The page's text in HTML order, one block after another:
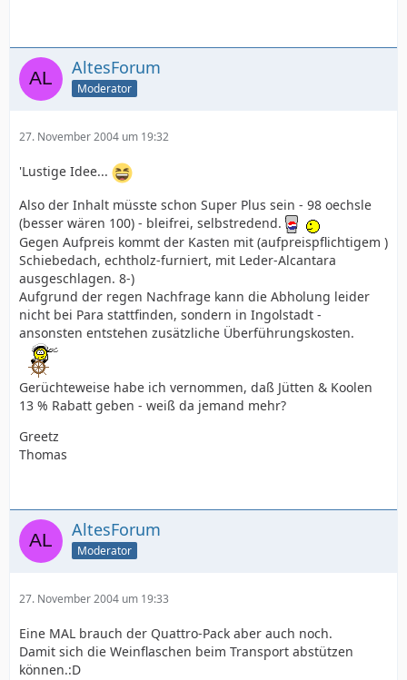
AltesForum
Moderator
27. November 2004 um 19:32
'Lustige Idee...
Also der Inhalt müsste schon Super Plus sein - 98 oechsle
(besser wären 100) - bleifrei, selbstredend.
Gegen Aufpreis kommt der Kasten mit (aufpreispflichtigem )
Schiebedach, echtholz-furniert, mit Leder-Alcantara
ausgeschlagen. 8-)
Aufgrund der regen Nachfrage kann die Abholung leider
nicht bei Para stattfinden, sondern in Ingolstadt -
ansonsten entstehen zusätzliche Überführungskosten.
Gerüchteweise habe ich vernommen, daß Jütten & Koolen
13 % Rabatt geben - weiß da jemand mehr?
Greetz
Thomas
AltesForum
Moderator
27. November 2004 um 19:33
Eine MAL brauch der Quattro-Pack aber auch noch.
Damit sich die Weinflaschen beim Transport abstützen
können.:D